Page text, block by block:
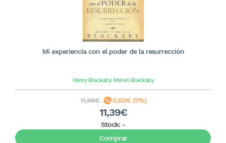
Mi experiencia con el poder de la resurrección
Henry Blackaby Melvin Blackaby
11,99€ 0,60€ (5%)
11,39€
Stock: -
Comprar